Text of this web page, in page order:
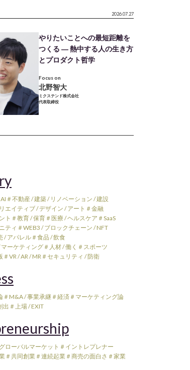
2026.07.27
やりたいことへの最短距離を
つくる ― 熱中する人の生き方
とプロダクト哲学
Focus on
北野智大
ミクステンド株式会社
代表取締役
＃不動産 / 建築 / リノベーション / 建設
エイティブ / デザイン / アート ＃金融
ト ＃教育 / 保育 ＃医療 / ヘルスケア ＃SaaS
ティ ＃WEB3 / ブロックチェーン / NFT
/ アパレル ＃食品 / 飲食
マーケティング ＃人材 / 働く ＃スポーツ
＃VR / AR / MR ＃セキュリティ / 防衛
＃M&A / 事業承継 ＃経済 ＃マーケティング論
出 ＃上場 / EXIT
ローバルマーケット ＃イントレプレナー
＃共同創業 ＃連続起業 ＃商売の面白さ ＃家業